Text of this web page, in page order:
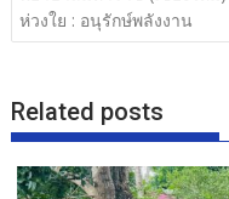
k
ห่วงใย : อนุรักษ์พลังงาน
Related posts